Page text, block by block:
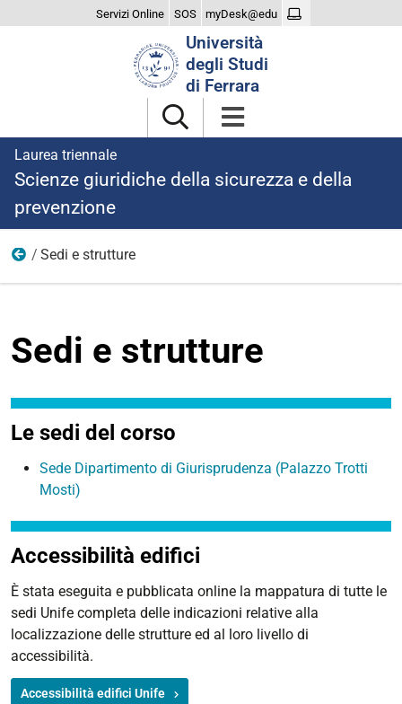
Servizi Online SOS myDesk@edu
Università
degli Studi
di Ferrara
Laurea triennale
Scienze giuridiche della sicurezza e della
prevenzione
Studiare
Sedi e strutture
Sedi e strutture
Le sedi del corso
Sede Dipartimento di Giurisprudenza (Palazzo Trotti
Mosti)
Accessibilità edifici
È stata eseguita e pubblicata online la mappatura di tutte le
sedi Unife completa delle indicazioni relative alla
localizzazione delle strutture ed al loro livello di
accessibilità.
Accessibilità edifici Unife